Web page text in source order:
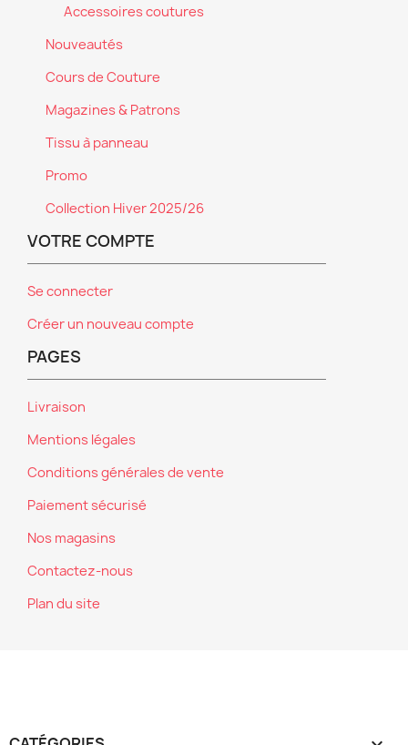
Accessoires coutures
Nouveautés
Cours de Couture
Magazines & Patrons
Tissu à panneau
Promo
Collection Hiver 2025/26
VOTRE COMPTE
Se connecter
Créer un nouveau compte
PAGES
Livraison
Mentions légales
Conditions générales de vente
Paiement sécurisé
Nos magasins
Contactez-nous
Plan du site